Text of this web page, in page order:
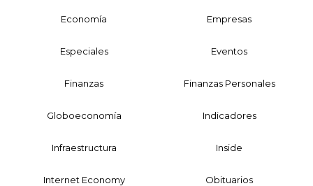
Economía Empresas
Especiales Eventos
Finanzas Finanzas Personales
Globoeconomía Indicadores
Infraestructura Inside
Internet Economy Obituarios